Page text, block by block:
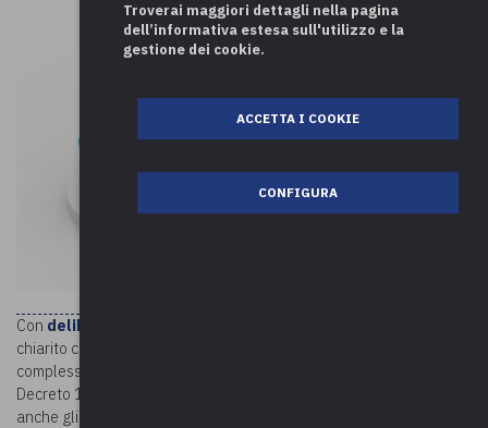
Con deliberazione n. 17/2022
chiarito che è da ricomprendere nel computo della spesa
complessiva del personale, di cui all’art. 2, comma 1, lett. a),
Decreto 17/3/2020, per la definizione delle capacità assunzionale,
anche gli oneri correlati al personale comandato. Per la Sezione è
Troverai maggiori dettagli nella pagina
dell’informativa estesa sull'utilizzo e la
gestione dei cookie.
ACCETTA I COOKIE
CONFIGURA